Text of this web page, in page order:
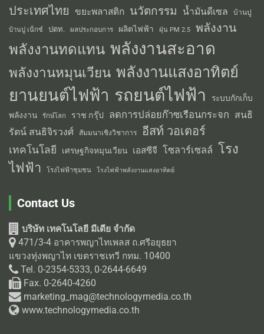
ประเทศไทย
ขยะพลาสติก นวัตกรรม น้ำมันดีเซล บ้านปู
บ้านปู เน็กซ์ ปตท. ผลประกอบการ ผลิตไฟฟ้า ฝุ่น PM 2.5 พลังงาน
พลังงานทดแทน พลังงานสะอาด
พลังงานหมุนเวียน พลังงานแสงอาทิตย์
ยานยนต์ไฟฟ้า รถยนต์ไฟฟ้า
ระบบกักเก็บ
พลังงาน
รักษ์โลก ราช กรุ๊ป ลดการปล่อยก๊าซเรือนกระจก สนธิ
รัตน์ สนธิจิรวงศ์
สัมมนาเชิงวิชาการ อีสท์ วอเตอร์
เทคโนโลยี เศรษฐกิจหมุนเวียน เอสซีจี โซลาร์เซลล์ โรง
ไฟฟ้า
โรงไฟฟ้าชุมชน โรงไฟฟ้าพลังงานแสงอาทิตย์
Contact Us
บริษัท เทคโนโลยี มีเดีย จำกัด
471/3-4 อาคารพญาไทเพลส ถ.ศรีอยุธยา
แขวงทุ่งพญาไท เขตราชเทวี กทม. 10400
Tel. 0-2354-5333, 0-2644-6649
Fax. 0-2640-4260
marketing_mag@technologymedia.co.th
www.technologymedia.co.th